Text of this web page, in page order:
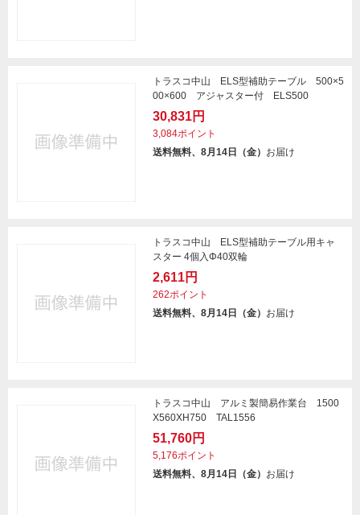
トラスコ中山 ELS型補助テーブル 500×5
00×600 アジャスター付 ELS500
30,831円
3,084ポイント
送料無料、8月14日（金） お届け
トラスコ中山 ELS型補助テーブル用キャ
スター 4個入Φ40双輪
2,611円
262ポイント
送料無料、8月14日（金） お届け
トラスコ中山 アルミ製簡易作業台 1500
X560XH750 TAL1556
51,760円
5,176ポイント
送料無料、8月14日（金） お届け